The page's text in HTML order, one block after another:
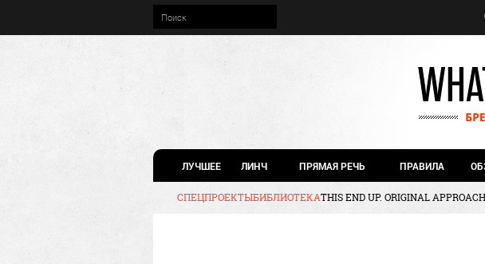
ЛУЧШЕЕ ЛИНЧ ПРЯМАЯ РЕЧЬ ПРАВИЛА
СПЕЦПРОЕКТЫБИБЛИОТЕКАTHIS END UP. ORIGINAL